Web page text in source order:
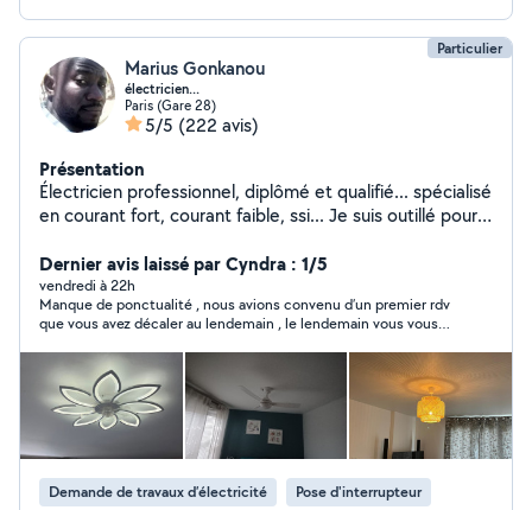
Particulier
Marius Gonkanou
électricien...
Paris (Gare 28)
5/5 (222 avis)
Présentation
Électricien professionnel, diplômé et qualifié... spécialisé
en courant fort, courant faible, ssi... Je suis outillé pour
soit exécuté selon les normes du métier, je suis sérieux
,ponctuel et aime atteindre mon objectif... Outre le
volet électricité je fais aussi dans la fixation des
tringles,des supports TV, des rails ainsi que tout type de
fixation murale...
Dernier avis laissé par Cyndra : 1/5
vendredi à 22h
Manque de ponctualité , nous avions convenu d’un premier rdv
que vous avez décaler au lendemain , le lendemain vous vous
Cordialement
Demande de travaux d’électricité Pose d'interrupteur